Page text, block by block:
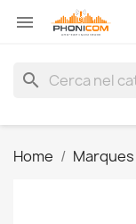

search
Home Marques